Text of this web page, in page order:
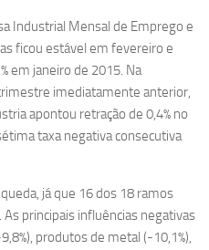
Industrial Mensal de Emprego e
ficou estável em fevereiro e
em janeiro de 2015. Na
imediatamente anterior,
apontou retração de 0,4% no
taxa negativa consecutiva
já que 16 dos 18 ramos
principais influências negativas
produtos de metal (-10,1%),